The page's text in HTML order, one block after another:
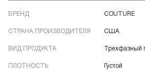
БРЕНД COUTURE
СТРАНА ПРОИЗВОДИТЕЛЯ США
ВИД ПРОДУКТА Трехфазный
ПЛОТНОСТЬ Густой